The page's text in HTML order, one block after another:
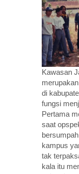
Kawasan
di
fungsi
Pertama
saat
kampus
tak
kala itu